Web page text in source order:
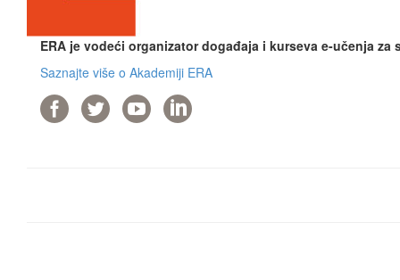
ERA je vodeći organizator događaja i kurseva e-učenja
Saznajte više o Akademiji ERA